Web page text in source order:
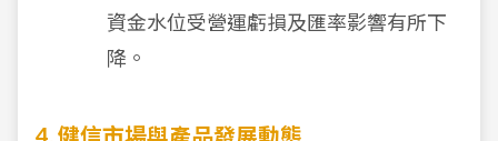
資金水位受營運虧損及匯率影響有所下
降。
4. 健信市場與產品發展動態